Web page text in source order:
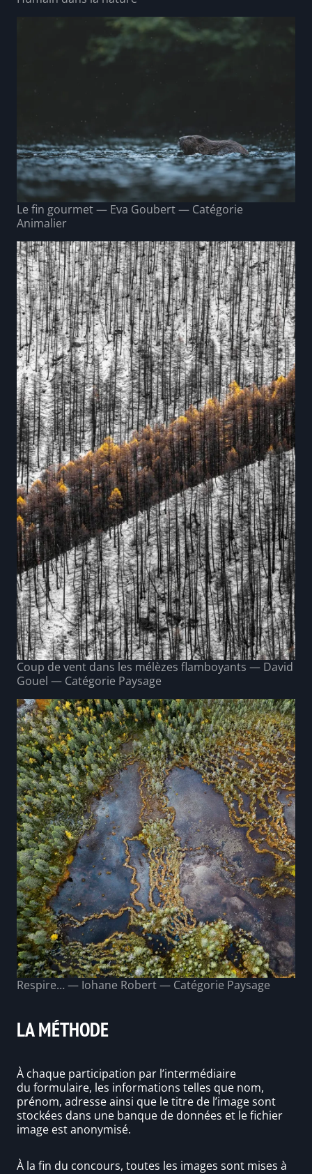
Le fin gourmet — Eva Goubert — Catégorie
Animalier
Coup de vent dans les mélèzes flamboyants — David
Gouel — Catégorie Paysage
Respire… — Iohane Robert — Catégorie Paysage
LA MÉTHODE
À chaque participation par l’intermédiaire
du formulaire, les informations telles que nom,
prénom, adresse ainsi que le titre de l’image sont
stockées dans une banque de données et le fichier
image est anonymisé.
À la fin du concours, toutes les images sont mises à